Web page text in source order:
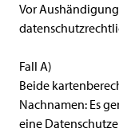
Vor
Fall A)
Beide
Nachnamen: Es
eine